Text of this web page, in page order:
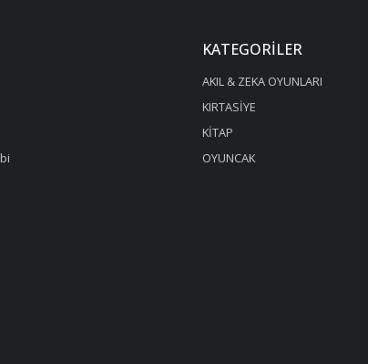
KATEGORILER
AKIL & ZEKA OYUNLARI
KIRTASİYE
KİTAP
OYUNCAK